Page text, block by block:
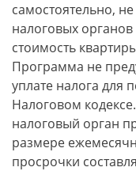
самостоятельно,
налоговых
стоимость
Программа не
уплате налога для
Налоговом
налоговый орган
размере
просрочки